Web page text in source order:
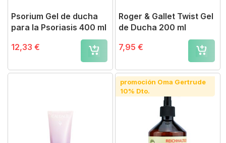
Psorium Gel de ducha
para la Psoriasis 400 ml
12,33 €
Roger & Gallet Twist Gel
de Ducha 200 ml
7,95 €
promoción Oma Gertrude
10% Dto.